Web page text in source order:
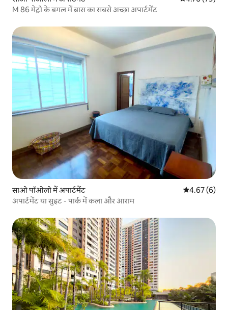
M 86 मेट्रो के बगल में ब्रास का सबसे अच्छा अपार्टमेंट
साओ पॉओलो में अपार्टमेंट औसत रेटिंग 5 में
4.67 (6)
अपार्टमेंट या सुइट - पार्क में कला और आराम